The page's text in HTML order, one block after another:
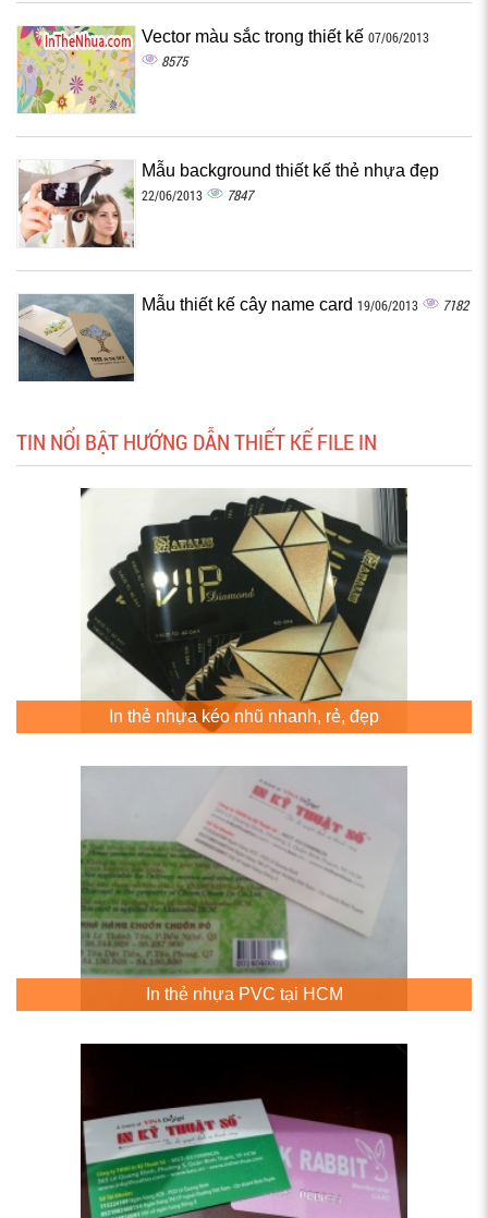
Vector màu sắc trong thiết kế 07/06/2013
8575
Mẫu background thiết kế thẻ nhựa đẹp
22/06/2013 7847
Mẫu thiết kế cây name card 19/06/2013 7182
TIN NỔI BẬT HƯỚNG DẪN THIẾT KẾ FILE IN
In thẻ nhựa kéo nhũ nhanh, rẻ, đẹp
In thẻ nhựa PVC tại HCM